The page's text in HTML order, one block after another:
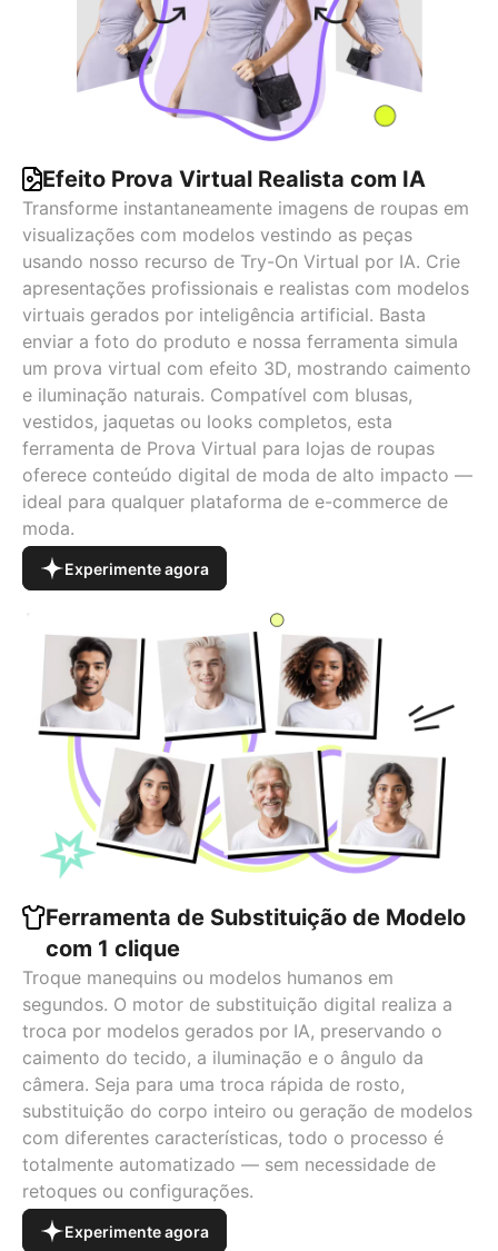
Efeito Prova Virtual Realista com IA
Transforme instantaneamente imagens de roupas em
visualizações com modelos vestindo as peças
usando nosso recurso de Try-On Virtual por IA. Crie
apresentações profissionais e realistas com modelos
virtuais gerados por inteligência artificial. Basta
enviar a foto do produto e nossa ferramenta simula
um prova virtual com efeito 3D, mostrando caimento
e iluminação naturais. Compatível com blusas,
vestidos, jaquetas ou looks completos, esta
ferramenta de Prova Virtual para lojas de roupas
oferece conteúdo digital de moda de alto impacto —
ideal para qualquer plataforma de e-commerce de
moda.
Experimente agora
Ferramenta de Substituição de Modelo
com 1 clique
Troque manequins ou modelos humanos em
segundos. O motor de substituição digital realiza a
troca por modelos gerados por IA, preservando o
caimento do tecido, a iluminação e o ângulo da
câmera. Seja para uma troca rápida de rosto,
substituição do corpo inteiro ou geração de modelos
com diferentes características, todo o processo é
totalmente automatizado — sem necessidade de
retoques ou configurações.
Experimente agora